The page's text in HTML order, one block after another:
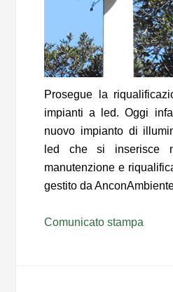
Prosegue la
impianti a led. Oggi
nuovo impianto di
led che si inserisce
manutenzione e
gestito da
Comunicato stampa